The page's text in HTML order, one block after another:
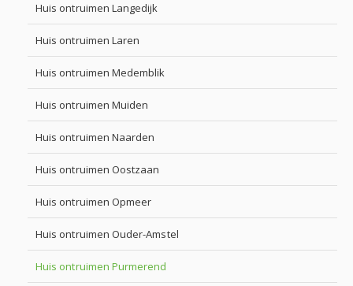
Huis ontruimen Langedijk
Huis ontruimen Laren
Huis ontruimen Medemblik
Huis ontruimen Muiden
Huis ontruimen Naarden
Huis ontruimen Oostzaan
Huis ontruimen Opmeer
Huis ontruimen Ouder-Amstel
Huis ontruimen Purmerend